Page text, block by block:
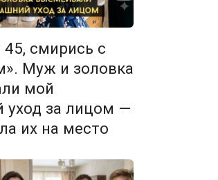
45, смирись с
Муж и золовка
мой
уход за лицом —
их на место